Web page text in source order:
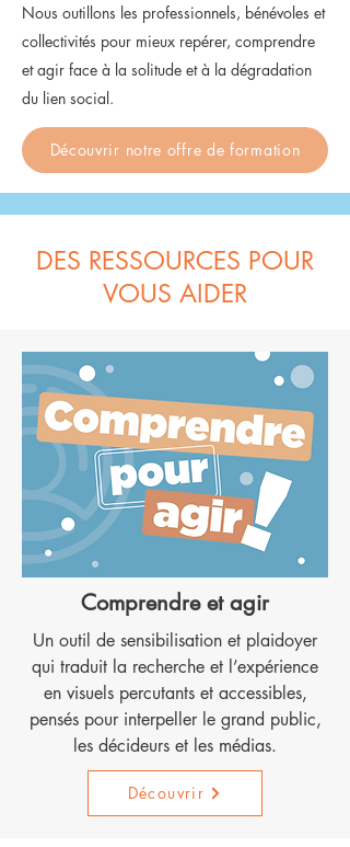
Nous outillons les professionnels, bénévoles et
collectivités pour mieux repérer, comprendre
et agir face à la solitude et à la dégradation
du lien social.
Découvrir notre offre de formation
DES RESSOURCES POUR
VOUS AIDER
Comprendre et agir
Un outil de sensibilisation et plaidoyer
qui traduit la recherche et l’expérience
en visuels percutants et accessibles,
pensés pour interpeller le grand public,
les décideurs et les médias.
Découvrir